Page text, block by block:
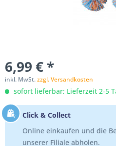
6,99 € *
inkl. MwSt.zzgl. Versandkosten
sofort lieferbar; Lieferzeit 2-5
Click & Collect
Online einkaufen und die
unserer Filiale abholen.